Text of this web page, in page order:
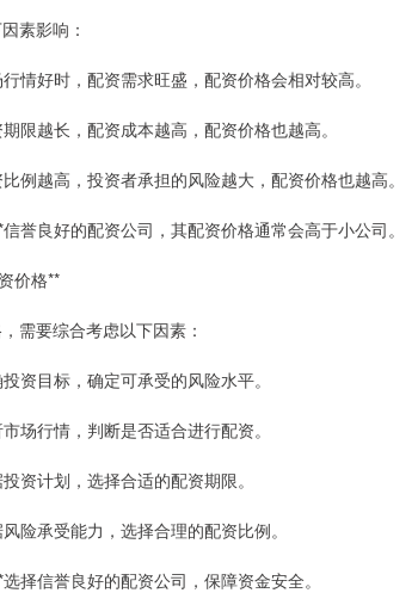
素影响：
情好时，配资需求旺盛，配资价格会相对较高。
限越长，配资成本越高，配资价格也越高。
例越高，投资者承担的风险越大，配资价格也越高。
誉良好的配资公司，其配资价格通常会高于小公司。
价格**
需要综合考虑以下因素：
资目标，确定可承受的风险水平。
场行情，判断是否适合进行配资。
资计划，选择合适的配资期限。
险承受能力，选择合理的配资比例。
择信誉良好的配资公司，保障资金安全。